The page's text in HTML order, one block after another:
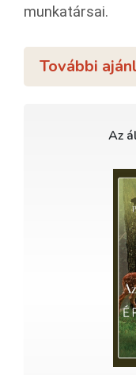
munkatársai.
További
Az